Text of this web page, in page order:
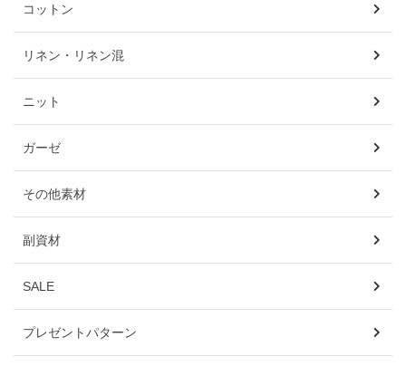
コットン
リネン・リネン混
ニット
ガーゼ
その他素材
副資材
SALE
プレゼントパターン